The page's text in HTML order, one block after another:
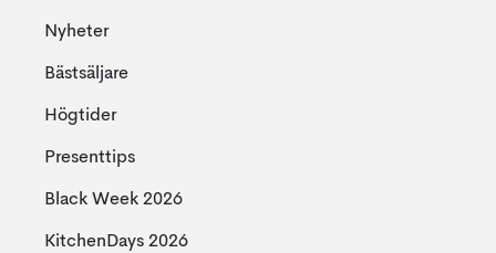
Nyheter
Bästsäljare
Högtider
Presenttips
Black Week 2026
KitchenDays 2026